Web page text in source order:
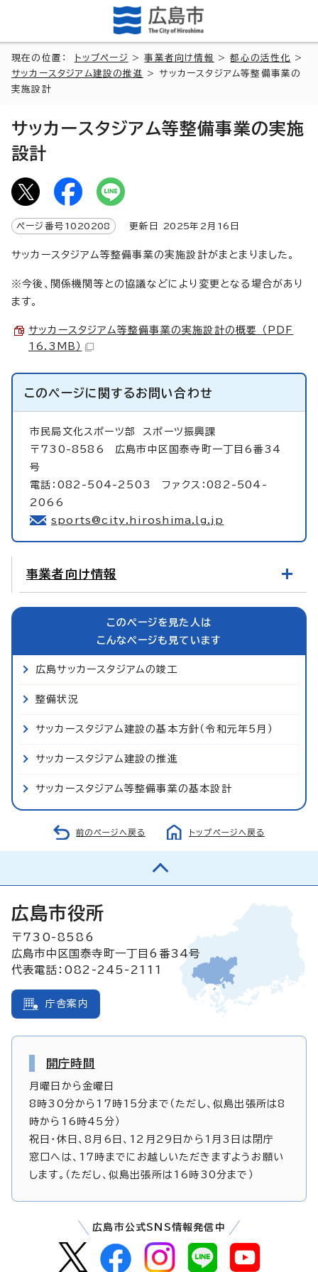
現在の位置： トップページ >事業者向け情報 >都心の活性化
>
サッカースタジアム建設の推進
> サッカースタジアム等整備事業の
実施設計
サッカースタジアム等整備事業の実施
設計
ページ番号 1020208 更新日 2025年2月 16 日
サッカースタジアム等整備事業の実施設計がまとまりました。
※今後、関係機関等との協議などにより変更となる場合があり
ます。
サッカースタジアム等整備事業の実施設計の概要 （PDF
16.3MB）
このページに関するお問い合わせ
市民局文化スポーツ部 スポーツ振興課
〒730-8586 広島市中区国泰寺町一丁目6番34
号
電話：082-504-2503 ファクス：082-504-
2066
sports@city.hiroshima.lg.jp
事業者向け情報
このページを見た人は
こんなページも見ています
広島サッカースタジアムの竣工
整備状況
サッカースタジアム建設の基本方針（令和元年5月）
サッカースタジアム建設の推進
サッカースタジアム等整備事業の基本設計
前のページへ戻る トップページへ戻る
広島市役所
〒730-8586
広島市中区国泰寺町一丁目6番34号
代表電話：082-245-2111
庁舎案内
開庁時間
月曜日から金曜日
8時30分から17時15分まで（ただし、似島出張所は8
時から16時45分）
祝日・休日、8月6日、12月29日から1月3日は閉庁
窓口へは、17時までにお越しいただきますようお願い
します。（ただし、似島出張所は16時30分まで）
広島市公式SNS情報発信中